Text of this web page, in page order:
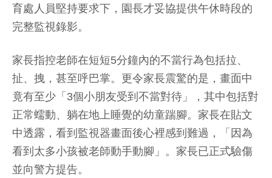
育處人員堅持要求下，園長才妥協提供午休時段的
完整監視錄影。
家長指控老師在短短5分鐘內的不當行為包括拉、
扯、拽，甚至呼巴掌。更令家長震驚的是，畫面中
竟有至少「3個小朋友受到不當對待」，其中包括對
正常蠕動、躺在地上睡覺的幼童踹腳。家長在貼文
中透露，看到監視器畫面後心裡感到難過，「因為
看到太多小孩被老師動手動腳」。家長已正式驗傷
並向警方提告。